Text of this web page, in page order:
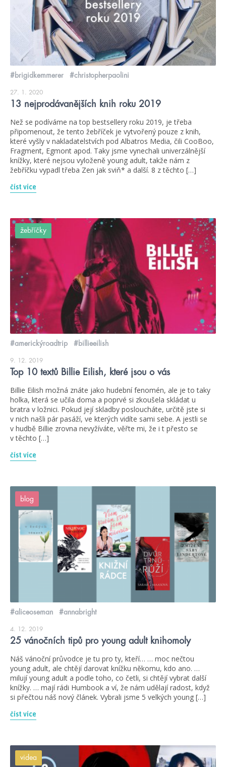
#brigidkemmerer #christopherpaolini
27. 1. 2020
13 nejprodávanějších knih roku 2019
Než se podíváme na top bestsellery roku 2019, je třeba
připomenout, že tento žebříček je vytvořený pouze z knih,
které vyšly v nakladatelstvích pod Albatros Media, čili CooBoo,
Fragment, Egmont apod. Taky jsme vynechali univerzálnější
knížky, které nejsou vyloženě young adult, takže nám z
žebříčku vypadl třeba Zen jak sviň* a další. 8 z těchto […]
číst více
žebříčky
#americkýroadtrip #billieeilish
9. 12. 2019
Top 10 textů Billie Eilish, které jsou o vás
Billie Eilish možná znáte jako hudební fenomén, ale je to taky
holka, která se učila doma a poprvé si zkoušela skládat u
bratra v ložnici. Pokud její skladby posloucháte, určitě jste si
v nich našli pár pasáží, ve kterých vidíte sami sebe. A jestli se
v hudbě Billie zrovna nevyžíváte, věřte mi, že i t přesto se
v těchto […]
číst více
blog
#aliceoseman #annabright
4. 12. 2019
25 vánočních tipů pro young adult knihomoly
Náš vánoční průvodce je tu pro ty, kteří… … moc nečtou
young adult, ale chtějí darovat knížku někomu, kdo ano. …
milují young adult a podle toho, co četli, si chtějí vybrat další
knížky. … mají rádi Humbook a ví, že nám udělají radost, když
si přečtou náš nový článek. Vybrali jsme 5 velkých young […]
číst více
videa